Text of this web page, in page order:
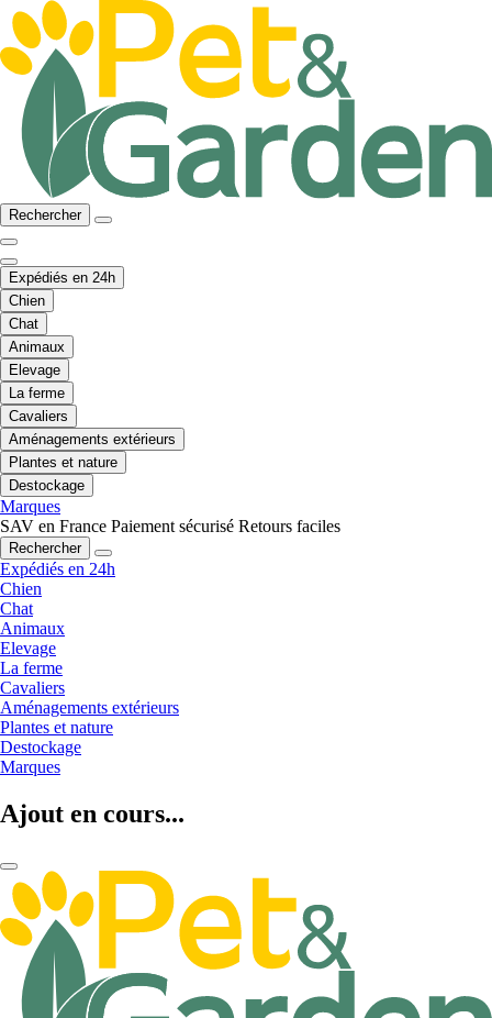
Rechercher
Expédiés en 24h
Chien
Chat
Animaux
Elevage
La ferme
Cavaliers
Aménagements extérieurs
Plantes et nature
Destockage
Marques
SAV en France Paiement sécurisé Retours faciles
Rechercher
Expédiés en 24h
Chien
Chat
Animaux
Elevage
La ferme
Cavaliers
Aménagements extérieurs
Plantes et nature
Destockage
Marques
Ajout en cours...